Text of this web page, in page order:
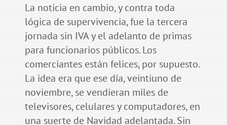
La noticia en cambio, y contra toda
lógica de supervivencia, fue la tercera
jornada sin IVA y el adelanto de primas
para funcionarios públicos. Los
comerciantes están felices, por supuesto.
La idea era que ese día, veintiuno de
noviembre, se vendieran miles de
televisores, celulares y computadores, en
una suerte de Navidad adelantada. Sin